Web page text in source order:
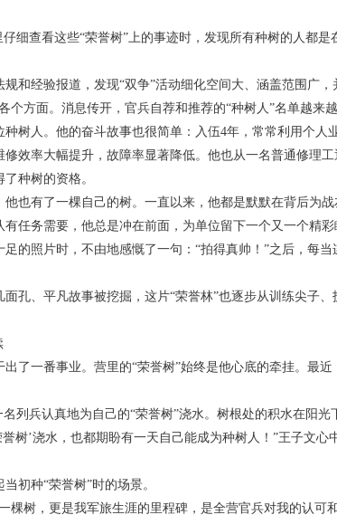
细查看这些“荣誉树”上的事迹时，发现所有种树的人都
和经验报道，发现“双争”活动细化空间大、涵盖范围广
个方面。消息传开，官兵自荐和推荐的“种树人”名单越来越
树人。他的奋斗故事也很简单：入伍4年，常常利用个人
效率大幅提升，故障率显著降低。他也从一名普通修理
种树的资格。
也有了一棵自己的树。一直以来，他都是默默在背后为
任务需要，他总是冲在前面，为单位留下一个又一个精
的照片时，不由地感慨了一句：“拍得真帅！”之后，每
孔、平凡故事被挖掘，这片“荣誉林”也逐步从训练尖子
了一番事业。营里的“荣誉树”始终是他心底的牵挂。最
列兵认真地为自己的“荣誉树”浇水。树根处的积水在阳
树’浇水，也都期盼有一天自己能成为种树人！”王子文
初种“荣誉树”时的场景。
棵树，更是我军旅生涯的里程碑，是全营官兵对我的认可